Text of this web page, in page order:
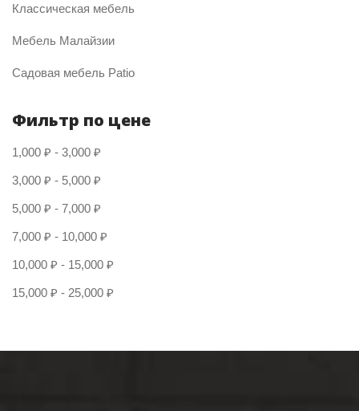
Классическая мебель
Мебель Малайзии
Садовая мебель Patio
Фильтр по цене
1,000 ₽ - 3,000 ₽
3,000 ₽ - 5,000 ₽
5,000 ₽ - 7,000 ₽
7,000 ₽ - 10,000 ₽
10,000 ₽ - 15,000 ₽
15,000 ₽ - 25,000 ₽